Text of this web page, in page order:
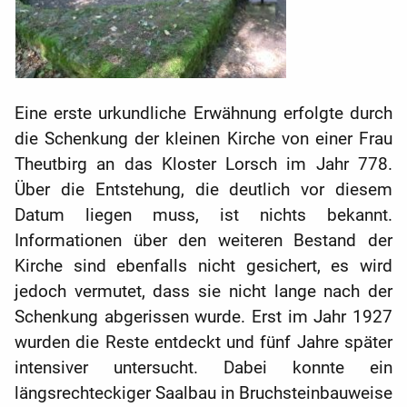
Eine erste urkundliche Erwähnung erfolgte durch
die Schenkung der kleinen ­Kirche von einer Frau
Theutbirg an das Kloster Lorsch im Jahr 778.
Über die Entstehung, die deutlich vor diesem
Datum liegen muss, ist nichts bekannt.
Informationen über den weiteren Bestand der
Kirche sind ebenfalls nicht gesichert, es wird
jedoch vermutet, dass sie nicht lange nach der
Schenkung abgerissen wurde. Erst im Jahr 1927
wurden die Reste entdeckt und fünf Jahre später
intensiver untersucht. Dabei konnte ein
längsrechteckiger Saalbau in Bruchsteinbauweise